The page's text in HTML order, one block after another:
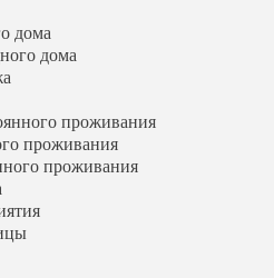
проживания
проживания
грунтовых вод
дома
дома
проживания
проживания
проживания